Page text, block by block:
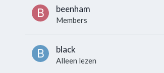
beenham
Members
black
Alleen lezen